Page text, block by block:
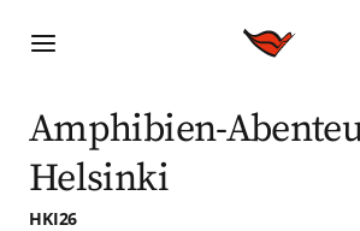
Amphibien-
Helsinki
HKI26